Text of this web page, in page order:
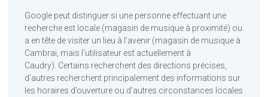
Google peut distinguer si une personne effectuant une
recherche est locale (magasin de musique à proximité) ou
a en tête de visiter un lieu à l’avenir (magasin de musique à
Cambrai, mais l’utilisateur est actuellement à
Caudry). Certains recherchent des directions précises,
d’autres recherchent principalement des informations sur
les horaires d’ouverture ou d’autres circonstances locales